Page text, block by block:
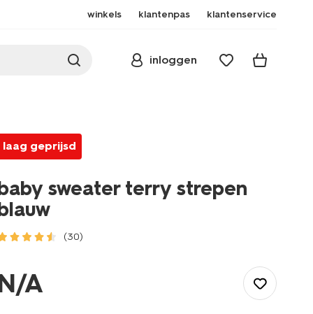
winkels klantenpas klantenservice
inloggen
laag geprijsd
sweater terry strepen
(30)
truien-
vesten/baby-
sweater-
A